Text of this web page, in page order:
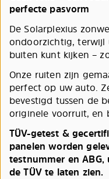
perfecte pasvorm
De Solarplexius
ondoorzichtig, terwijl
buiten kunt kijken –
Onze ruiten zijn
perfect op uw auto.
bevestigd tussen de
originele voorruit, en
TÜV-getest &
panelen worden
testnummer en
de TÜV te laten zien.